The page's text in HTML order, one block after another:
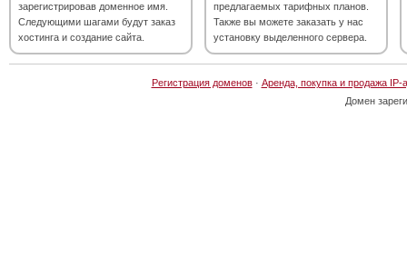
зарегистрировав доменное имя.
Следующими шагами будут заказ
хостинга и создание сайта.
предлагаемых тарифных планов.
Также вы можете заказать у нас
установку выделенного сервера.
Регистрация доменов· Аренда, покупка и продажа IP-
Домен